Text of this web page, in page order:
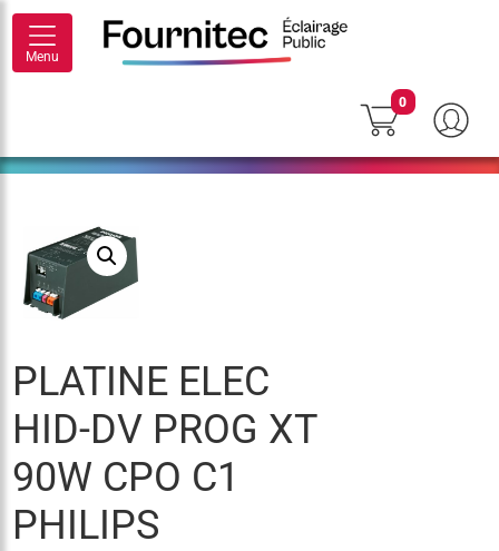
Menu
0
PLATINE ELEC
HID-DV PROG XT
90W CPO C1
PHILIPS